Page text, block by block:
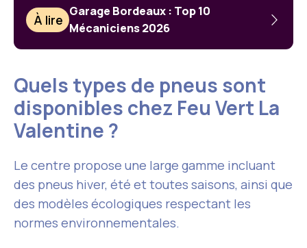
À lire
Garage Bordeaux : Top 10
Mécaniciens 2026
Quels types de pneus sont
disponibles chez Feu Vert La
Valentine ?
Le centre propose une large gamme incluant
des pneus hiver, été et toutes saisons, ainsi que
des modèles écologiques respectant les
normes environnementales.